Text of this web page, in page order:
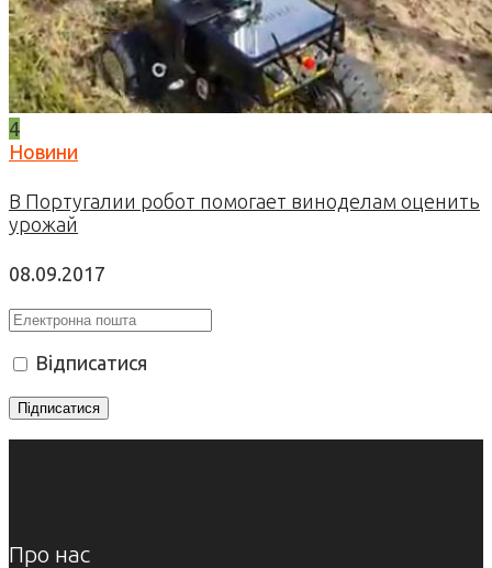
4
Новини
В Португалии робот помогает виноделам оценить
урожай
08.09.2017
Відписатися
Про нас